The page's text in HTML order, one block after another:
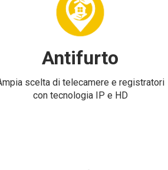
Antifurto
scelta di telecamere e registratori
con tecnologia IP e HD